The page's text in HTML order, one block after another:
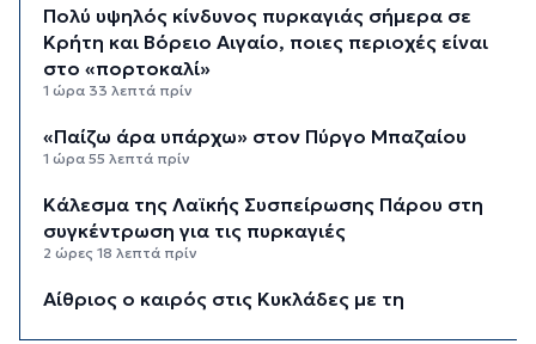
Πολύ υψηλός κίνδυνος πυρκαγιάς σήμερα σε
Κρήτη και Βόρειο Αιγαίο, ποιες περιοχές είναι
στο «πορτοκαλί»
1 ώρα 33 λεπτά πρίν
«Παίζω άρα υπάρχω» στον Πύργο Μπαζαίου
1 ώρα 55 λεπτά πρίν
Κάλεσμα της Λαϊκής Συσπείρωσης Πάρου στη
συγκέντρωση για τις πυρκαγιές
2 ώρες 18 λεπτά πρίν
Αίθριος ο καιρός στις Κυκλάδες με τη